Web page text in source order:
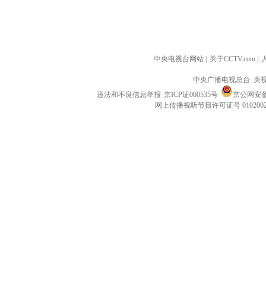
中央电视台网站 关于CCTV.com
中央广播电视总台 央
违法和不良信息举报 京ICP证060535号
京公网安
网上传播视听节目许可证号